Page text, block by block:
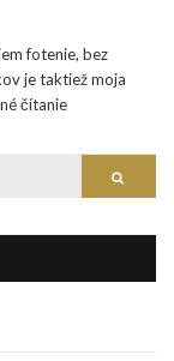
fotenie, bez
je taktiež moja
čítanie